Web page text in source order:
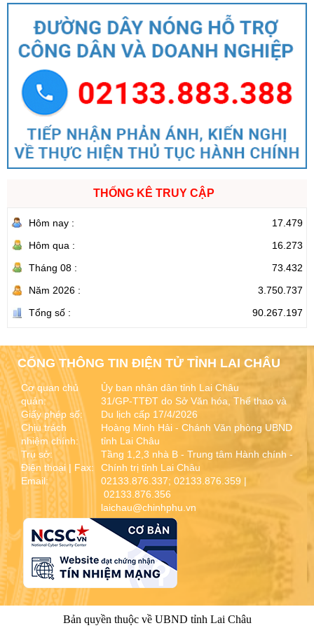
(Quyết định Ban hành Từ điển dữ liệu dùng chung tỉnh Lai
Châu (Phiên bản 1.0))
Ngày ban hành: (05/08/2026) -Ngày hiệu lực: (05/08/2026)
Số:1702/QĐ-UBND
Tên:
(Quyết định Về việc công bố thủ tục hành chính được sửa
đổi, bổ sung và phê duyệt Quy trình nội bộ giải quyết thủ tục
hành chính lĩnh vực thành lập và hoạt động của tổ hợp tác không
đăng ký thuộc phạm vi chức năng quản lý của Sở Tài chính)
Ngày ban hành: (05/08/2026) - Ngày hiệu lực: (05/08/2026)
THỐNG KÊ TRUY CẬP
Hôm nay :
17.479
Hôm qua :
16.273
Tháng 08 :
73.432
Năm 2026 :
3.750.737
Tổng số :
90.267.197
CỔNG THÔNG TIN ĐIỆN TỬ TỈNH LAI CHÂU
Cơ quan chủ
quản:
Giấy phép số:
Chịu trách
nhiệm chính:
Trụ sở:
Điện thoại | Fax:
Email:
Ủy ban nhân dân tỉnh Lai Châu
31/GP-TTĐT do Sở Văn hóa, Thể thao và
Du lịch cấp 17/4/2026
Hoàng Minh Hải - Chánh Văn phòng UBND
tỉnh Lai Châu
Tầng 1,2,3 nhà B - Trung tâm Hành chính -
Chính trị tỉnh Lai Châu
02133.876.337; 02133.876.359 |
02133.876.356
laichau@chinhphu.vn
Bản quyền thuộc về UBND tỉnh Lai Châu